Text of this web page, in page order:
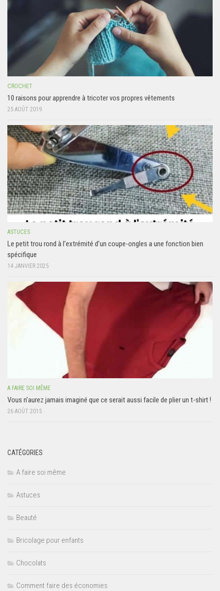
CROCHET
10 raisons pour apprendre à tricoter vos propres vêtements
25 AOÛT 2019
ASTUCES
Le petit trou rond à l’extrémité d’un coupe-ongles a une fonction bien
spécifique
14 JANVIER 2025
A FAIRE SOI MÊME
Vous n’aurez jamais imaginé que ce serait aussi facile de plier un t-shirt !
26 AOÛT 2015
CATÉGORIES
A faire soi même
Astuces
Beauté
Bricolage pour enfants
Chocolats
Comment faire des économies